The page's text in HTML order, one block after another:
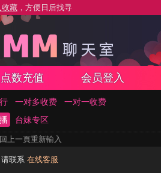
收藏 ，方便日后找寻
点数充值 会员登入
一对多收费 一对一收费
台妹专区
上一頁重新輸入
联系 在线客服